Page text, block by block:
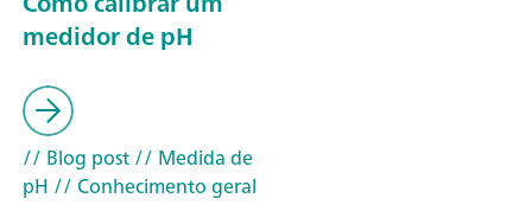
medidor de pH
// Blog post// Medida de
pH // Conhecimento geral